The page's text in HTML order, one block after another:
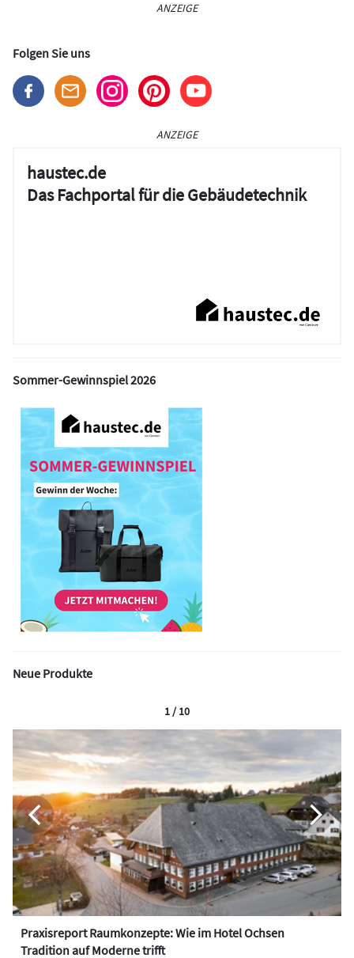
ANZEIGE
Folgen Sie uns
ANZEIGE
haustec.de
Das Fachportal für die Gebäudetechnik
Sommer-Gewinnspiel 2026
Neue Produkte
Praxisreport Raumkonzepte: Wie im Hotel Ochsen
Tradition auf Moderne trifft
1 / 10